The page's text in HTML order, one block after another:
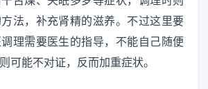
法，补充肾精的滋养。不过这里要
理需要医生的指导，不能自己随便
可能不对证，反而加重症状。